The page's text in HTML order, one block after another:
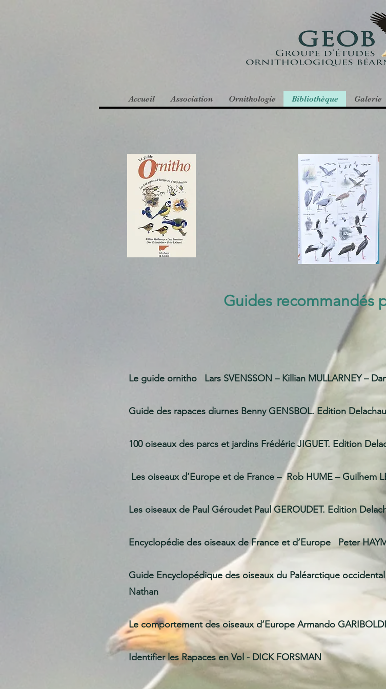
Accueil Association Ornithologie Bibliothèque Galerie
Guides recommandés
Le guide ornitho Lars SVENSSON – Killian MULLARNEY –
Guide des rapaces diurnes Benny GENSBOL. Edition
100 oiseaux des parcs et jardins Frédéric JIGUET. Edition
Les oiseaux d’Europe et de France – Rob HUME – Guilhem
Les oiseaux de Paul GéroudetPaul GEROUDET. Edition
Encyclopédie des oiseaux de France et d’Europe Peter
Guide Encyclopédique des oiseaux du Paléarctique occidental
Nathan
Le comportement des oiseaux d’Europe Armando
Identifier les Rapaces en Vol - DICK FORSMAN